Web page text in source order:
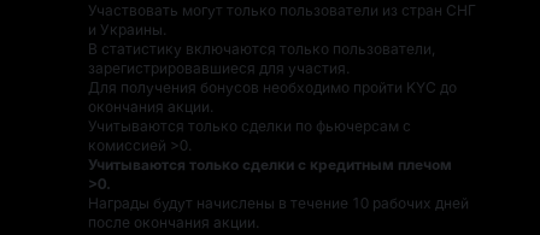
Участвовать могут только пользователи из стран СНГ
и Украины.
В статистику включаются только пользователи,
зарегистрировавшиеся для участия.
Для получения бонусов необходимо пройти KYC до
окончания акции.
Учитываются только сделки по фьючерсам с
комиссией >0.
Учитываются только сделки с кредитным плечом
>0.
Награды будут начислены в течение 10 рабочих дней
после окончания акции.